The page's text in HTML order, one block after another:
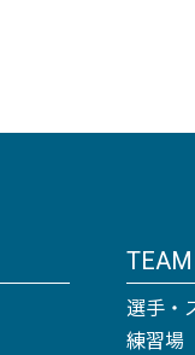
TEAM
選手・
練習場